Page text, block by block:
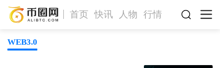
首页 快讯 人物 行情
WEB3.0